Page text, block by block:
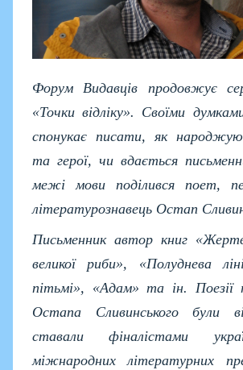
Форум Видавців продовжує
«Точки відліку». Своїми
спонукає писати, як
та герої, чи вдається
межі мови поділився поет,
літературознавець Остап
Письменник автор книг
великої риби», «Полуднева
пітьмі», «Адам» та ін. Поезії
Остапа Сливинського були
ставали фіналістами
міжнародних літературних